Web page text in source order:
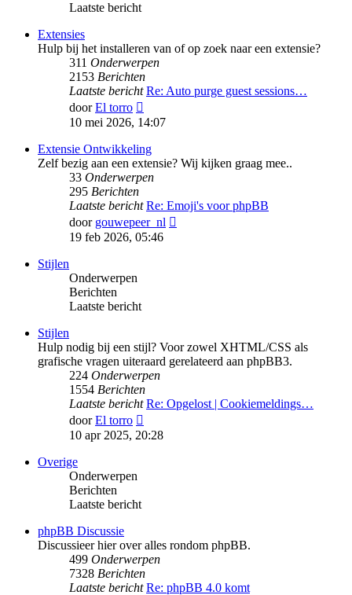
Laatste bericht
Extensies
Hulp bij het installeren van of op zoek naar een extensie?
311 Onderwerpen
2153 Berichten
Laatste bericht Re: Auto purge guest sessions…
doorEl torro
laatste
10 mei 2026, 14:07
Extensie Ontwikkeling
Zelf bezig aan een extensie? Wij kijken graag mee..
33 Onderwerpen
295 Berichten
Laatste bericht Re: Emoji's voor phpBB
door gouwepeer_nl
19 feb 2026, 05:46
Stijlen
Onderwerpen
Berichten
Laatste bericht
Stijlen
Hulp nodig bij een stijl? Voor zowel XHTML/CSS als
grafische vragen uiteraard gerelateerd aan phpBB3.
224 Onderwerpen
1554 Berichten
Laatste bericht Re: Opgelost | Cookiemeldings…
doorEl torro
laatste
10 apr 2025, 20:28
Overige
Onderwerpen
Berichten
Laatste bericht
phpBB Discussie
Discussieer hier over alles rondom phpBB.
499 Onderwerpen
7328 Berichten
Laatste bericht Re: phpBB 4.0 komt